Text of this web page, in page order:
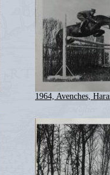
1964, Avenches,